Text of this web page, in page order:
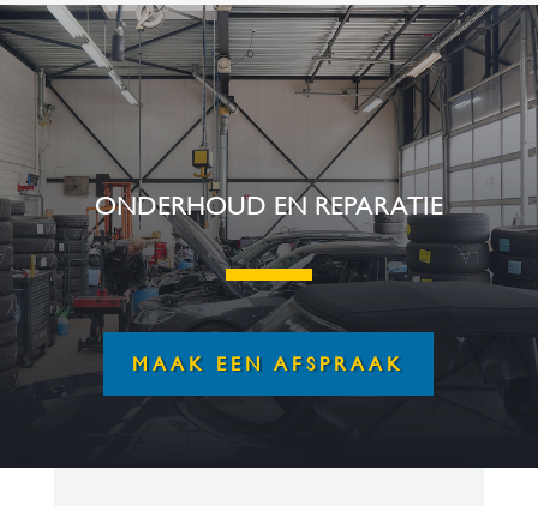
ONDERHOUD EN REPARATIE
MAAK EEN AFSPRAAK